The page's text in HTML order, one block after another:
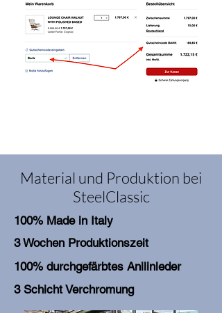
Material und Produktion bei
SteelClassic
100% Made in Italy
3 Wochen Produktionszeit
100% durchgefärbtes Anilinleder
3 Schicht Verchromung